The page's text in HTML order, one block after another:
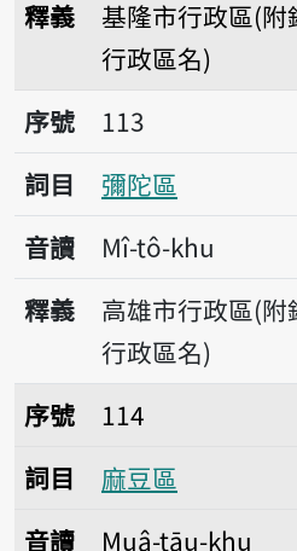
釋義
基隆市行政區(
行政區名)
序號113彌陀區
序號
113
詞目
彌陀區
音讀
Mî-tô-khu
釋義
高雄市行政區(
行政區名)
序號114麻豆區
序號
114
詞目
麻豆區
音讀
Muâ-tāu-khu